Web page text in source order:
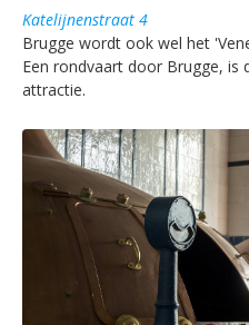
Katelijnenstraat 4
Brugge wordt ook wel het
Een rondvaart door Brugge, is
attractie.